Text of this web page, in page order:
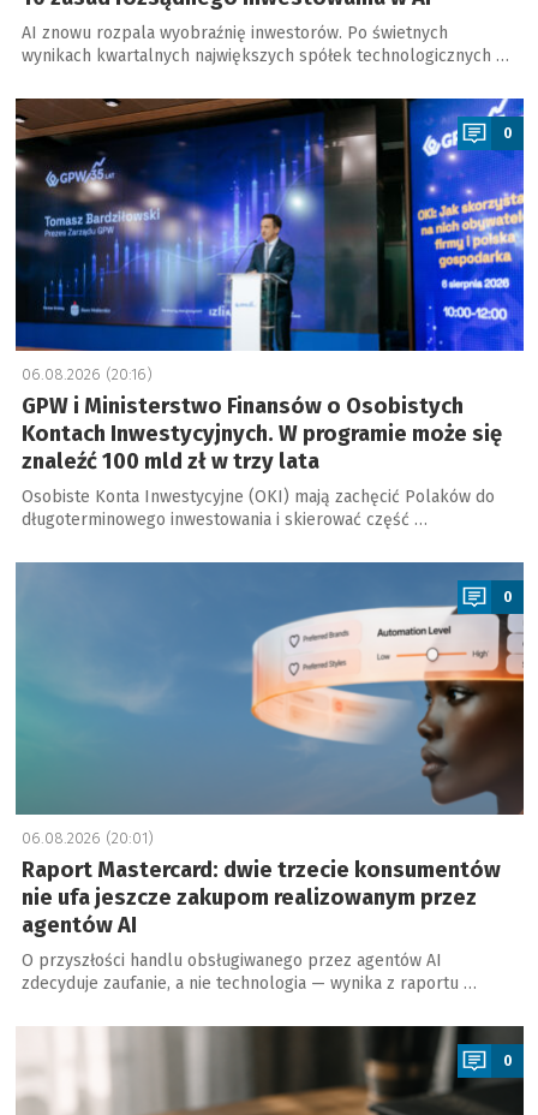
AI znowu rozpala wyobraźnię inwestorów. Po świetnych
wynikach kwartalnych największych spółek technologicznych …
a
0
06.08.2026 (20:16)
GPW i Ministerstwo Finansów o Osobistych
Kontach Inwestycyjnych. W programie może się
znaleźć 100 mld zł w trzy lata
Osobiste Konta Inwestycyjne (OKI) mają zachęcić Polaków do
długoterminowego inwestowania i skierować część …
a
0
06.08.2026 (20:01)
Raport Mastercard: dwie trzecie konsumentów
nie ufa jeszcze zakupom realizowanym przez
agentów AI
O przyszłości handlu obsługiwanego przez agentów AI
zdecyduje zaufanie, a nie technologia — wynika z raportu …
a
0